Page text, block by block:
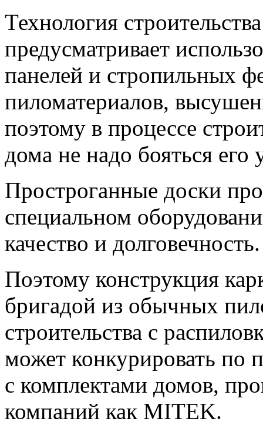
Технология
предусматривает
панелей и стропильных
пиломатериалов,
поэтому в процессе
дома не надо бояться его
Простроганные доски
специальном
качество и долговечность.
Поэтому конструкция
бригадой из обычных
строительства с
может конкурировать по
с комплектами домов,
компаний как MITEK.